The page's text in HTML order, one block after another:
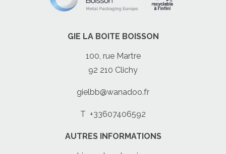
GIE LA BOITE BOISSON
100, rue Martre
92 210 Clichy
gielbb@wanadoo.fr
T +33607406592
AUTRES INFORMATIONS